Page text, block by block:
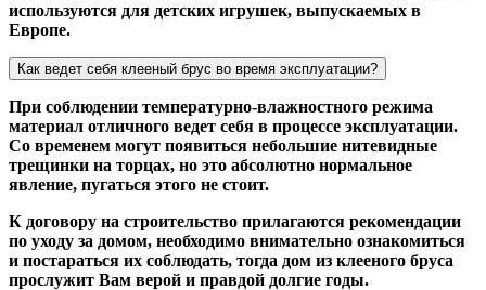
используются для детских игрушек, выпускаемых в
Европе.
Как ведет себя клееный брус во время эксплуатации?
При соблюдении температурно-влажностного режима
материал отличного ведет себя в процессе эксплуатации.
Со временем могут появиться небольшие нитевидные
трещинки на торцах, но это абсолютно нормальное
явление, пугаться этого не стоит.
К договору на строительство прилагаются рекомендации
по уходу за домом, необходимо внимательно ознакомиться
и постараться их соблюдать, тогда дом из клееного бруса
прослужит Вам верой и правдой долгие годы.